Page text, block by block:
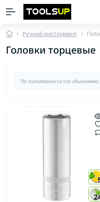
Ручной инструмент
Головки торцевые